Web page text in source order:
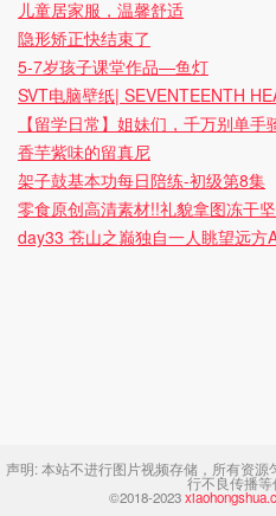
儿童居家服，温馨舒适
隐形矫正快结束了
5-7岁孩子课堂作品—鱼灯
SVT电脑壁纸| SEVENTEENTH
【留学日常】姐妹们，千万别单手
香芋紫味的留真尼
架子鼓基本功每日陪练-初级第8集
零食原创高清素材!!礼貌拿图冻干
day33 苍山之巅独自一人眺望远方
声明:本站不进行图片视频存储，所有资
行不良传播等
©2018-2023